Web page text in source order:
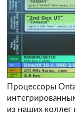
Процессоры
из наших